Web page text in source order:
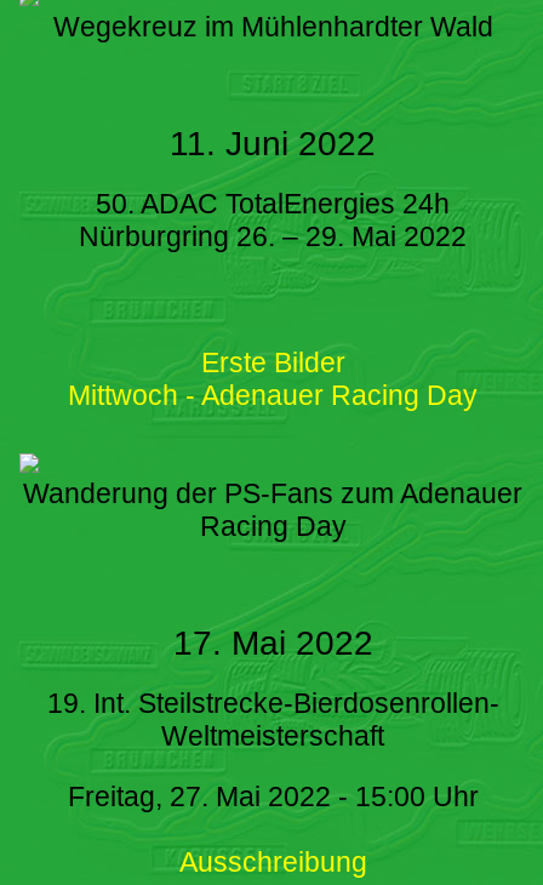
Wegekreuz im Mühlenhardter Wald
11. Juni 2022
50. ADAC TotalEnergies 24h
Nürburgring 26. – 29. Mai 2022
Erste Bilder
Mittwoch - Adenauer Racing Day
Wanderung der PS-Fans zum Adenauer
Racing Day
17. Mai 2022
19. Int. Steilstrecke-Bierdosenrollen-
Weltmeisterschaft
Freitag, 27. Mai 2022 - 15:00 Uhr
Ausschreibung